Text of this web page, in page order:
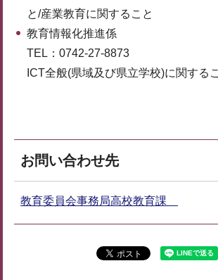
と/産業教育に関すること
教育情報化推進係
TEL：0742-27-8873
ICT全般(県域及び県立学校)に関する
お問い合わせ先
教育委員会事務局高校教育課